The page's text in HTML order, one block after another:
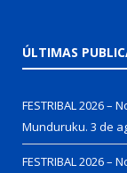
ÚLTIMAS
FESTRIBAL 2026
Munduruku. 3 de
FESTRIBAL 2026